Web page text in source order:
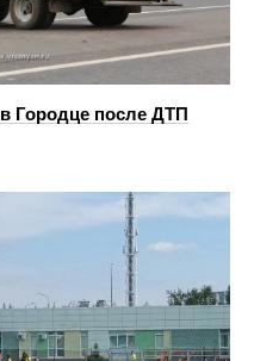
Городце после ДТП